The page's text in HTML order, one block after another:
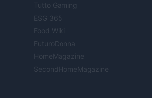
Tutto Gaming
ESG 365
Food Wiki
FuturoDonna
HomeMagazine
SecondHomeMagazine